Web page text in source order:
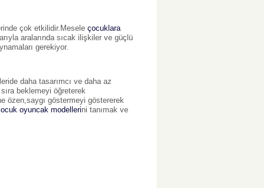
çok etkilidir.Mesele çocuklara
aralarında sıcak ilişkiler ve güçlü
gerekiyor.
daha tasarımcı ve daha az
beklemeyi öğreterek
özen,saygı göstermeyi göstererek
oyuncak modellerini tanımak ve